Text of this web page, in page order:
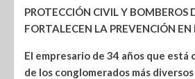
PROTECCIÓN CIVIL Y BOMBEROS
FORTALECEN LA PREVENCIÓN
El empresario de 34 años que
de los conglomerados más